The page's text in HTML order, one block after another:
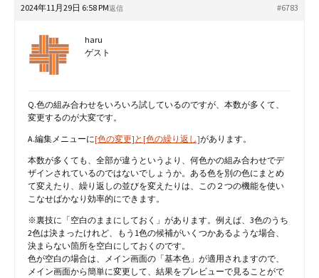
2024年11月29日 6:58 PM #6783
返信
haru
ゲスト
Q.色の組み合わせをいろいろ試しているのですが、本数が多くて、
変更するのが大変です。
A.編集メニューに[色の変更]と[色の繰り返し]があります。
本数が多くても、全部が違うというより、何色かの組み合わせでデ
ザインされているのではないでしょうか。ある色を別の色にまとめ
て変えたり、繰り返しの並びを変えたりは、この２つの機能を使い
こなせばかなり効率的にできます。
※裏技に「空白のままにしておく」があります。例えば、3色のうち
2色は決まったけれど、もう1色の候補がいくつかあるような場合、
決まらない箇所を空白にしておくのです。
色が空白の場合は、メイン画面の「基本色」が適用されますので、
メイン画面から簡単に変更して、結果をプレビューで見ることがで